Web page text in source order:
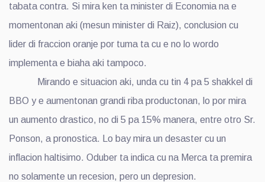
tabata contra. Si mira ken ta minister di Economia na e
momentonan aki (mesun minister di Raiz), conclusion cu
lider di fraccion oranje por tuma ta cu e no lo wordo
implementa e biaha aki tampoco.
Mirando e situacion aki, unda cu tin 4 pa 5 shakkel di
BBO y e aumentonan grandi riba productonan, lo por mira
un aumento drastico, no di 5 pa 15% manera, entre otro Sr.
Ponson, a pronostica. Lo bay mira un desaster cu un
inflacion haltisimo. Oduber ta indica cu na Merca ta premira
no solamente un recesion, pero un depresion.